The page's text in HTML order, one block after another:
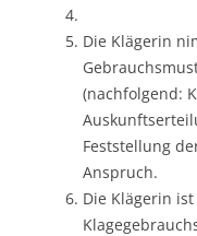
Die Klägerin
(nachfolgend:
Feststellung
Anspruch.
Die Klägerin